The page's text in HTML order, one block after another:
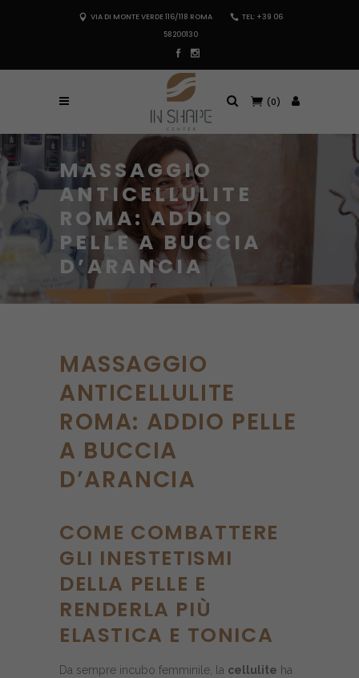
VIA DI MONTE VERDE 116/118 ROMA
TEL: +39 06
58200130
(0)
MASSAGGIO
ANTICELLULITE
ROMA: ADDIO
PELLE A BUCCIA
D’ARANCIA
MASSAGGIO
ANTICELLULITE
ROMA: ADDIO PELLE
A BUCCIA
D’ARANCIA
COME COMBATTERE
GLI INESTETISMI
DELLA PELLE E
RENDERLA PIÙ
ELASTICA E TONICA
Da sempre incubo femminile, la cellulite ha